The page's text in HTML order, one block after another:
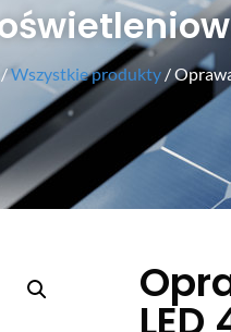
Wszystkie produkty/